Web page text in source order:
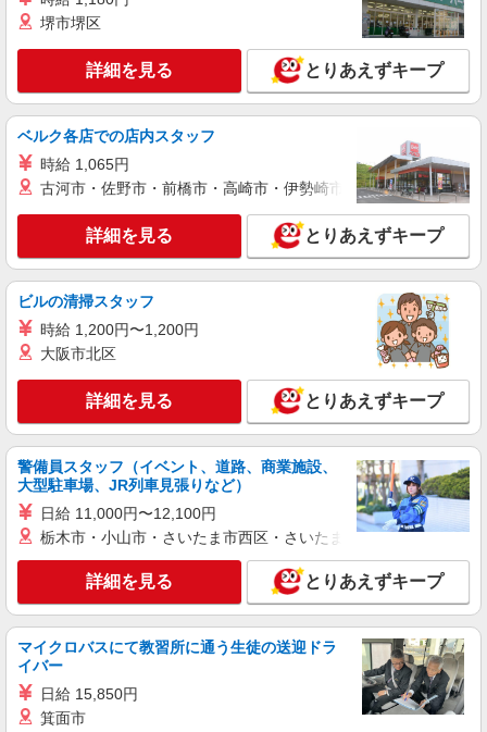
10h/月）・地域手当/職能手当あり・Workstyle支
援金（4000円/月）あり・実績によりインセンティ
ブあり ★交通費別途支給（規定あり） ゜+゜・。
○。・゜+゜・。○。・゜+゜ 入社祝い金10万円支
給(規定有) ゜・。○。・゜+゜・。○。・゜+゜
キープ 詳細を見る
株式会社シエロ
【au】人気機種に詳しくなれる携帯販売
未経験 時給1300円〜 携帯業界経験
者 時給1350円〜 ※残業代支給 ★交通費別途支
給（規定あり） ゜+゜・。○。・゜+゜・。
○。・゜+゜ 入社祝い金10万円支給(規定有) お友達
を紹介頂くと, インセンティブ支給(規定有) ★月2
回払い・週払い可能（規程有）★ ゜・。○。・゜
+゜・。○。・゜+゜
沖縄県中頭郡北谷町のauショップ
キープ 詳細を見る
紹介予定派遣
株式会社シエロ
【softbank】の携帯販売スタッフ
月給209721円〜256438円（経験・能力によ
る） ※残業代支給 ★交通費別途支給（規定あり）
゜+゜・。○。・゜+゜・。○。・゜+゜ 入社祝い金
10万円支給(規定有) お友達を紹介頂くと, インセン
ティブ支給(規定有) ゜・。○。・゜+゜・。
○。・゜+゜
沖縄県中頭郡北谷町のsoftbankショップ
詳細を見る
紹介予定派遣
株式会社シエロ
【エーユー】の店舗スタッフ
未経験 時給1300円〜 携帯業界経験
者 時給1350円〜 ※残業代支給 ★交通費別途支
○。・゜+゜ 入社祝い金10万円支給(規定有) お友達
を紹介頂くと, インセンティブ支給(規定有) ★月2
詳細を見る
堺市堺区
詳細を見る とりあえずキープ
ベルク各店での店内スタッフ
時給 1,065円
古河市・佐野市・前橋市・高崎市・伊勢崎市・太田市・館林市
詳細を見る とりあえずキープ
ビルの清掃スタッフ
時給 1,200円〜1,200円
大阪市北区
詳細を見る とりあえずキープ
警備員スタッフ（イベント、道路、商業施設、
大型駐車場、JR列車見張りなど）
日給 11,000円〜12,100円
栃木市・小山市・さいたま市西区・さいたま市岩槻区・久喜市・
詳細を見る とりあえずキープ
マイクロバスにて教習所に通う生徒の送迎ドラ
イバー
日給 15,850円
箕面市